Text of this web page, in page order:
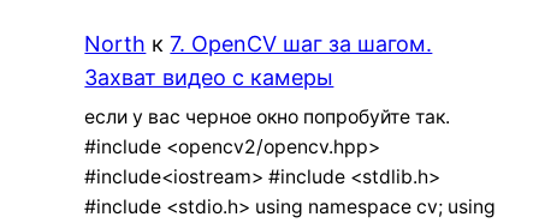
North к7. OpenCV шаг за шагом.
Захват видео с камеры
если у вас черное окно попробуйте так.
#include <opencv2/opencv.hpp>
#include<iostream> #include <stdlib.h>
#include <stdio.h> using namespace cv; using